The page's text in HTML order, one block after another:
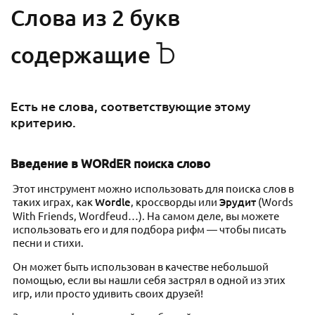
Cлова из 2 букв
содержащие Ъ
Есть не слова, соответствующие этому
критерию.
Введение в WORdER поиска слово
Этот инструмент можно использовать для поиска слов в
таких играх, какWordle, кроссворды или Эрудит(Words
With Friends, Wordfeud…). На самом деле, вы можете
использовать его и для подбора рифм — чтобы писать
песни и стихи.
Он может быть использован в качестве небольшой
помощью, если вы нашли себя застрял в одной из этих
игр, или просто удивить своих друзей!